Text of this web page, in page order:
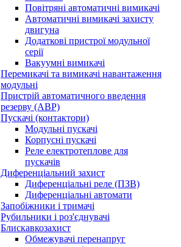
Повітряні автоматичні вимикачі
Автоматичні вимикачі захисту
двигуна
Додаткові пристрої модульної
серії
Вакуумні вимикачі
Перемикачі та вимикачі навантаження
модульні
Пристрій автоматичного введення
резерву (АВР)
Пускачі (контактори)
Модульні пускачі
Корпусні пускачі
Реле електротеплове для
пускачів
Диференціальний захист
Диференціальні реле (ПЗВ)
Диференціальні автомати
Запобіжники і тримачі
Рубильники і роз'єднувачі
Блискавкозахист
Обмежувачі перенапруг